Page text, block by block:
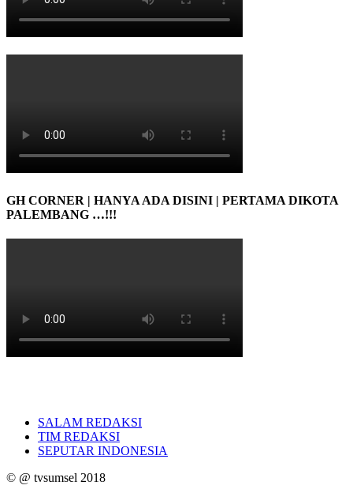
GH CORNER | HANYA ADA DISINI | PERTAMA DIKOTA
PALEMBANG …!!!
SALAM REDAKSI
TIM REDAKSI
SEPUTAR INDONESIA
© @ tvsumsel 2018